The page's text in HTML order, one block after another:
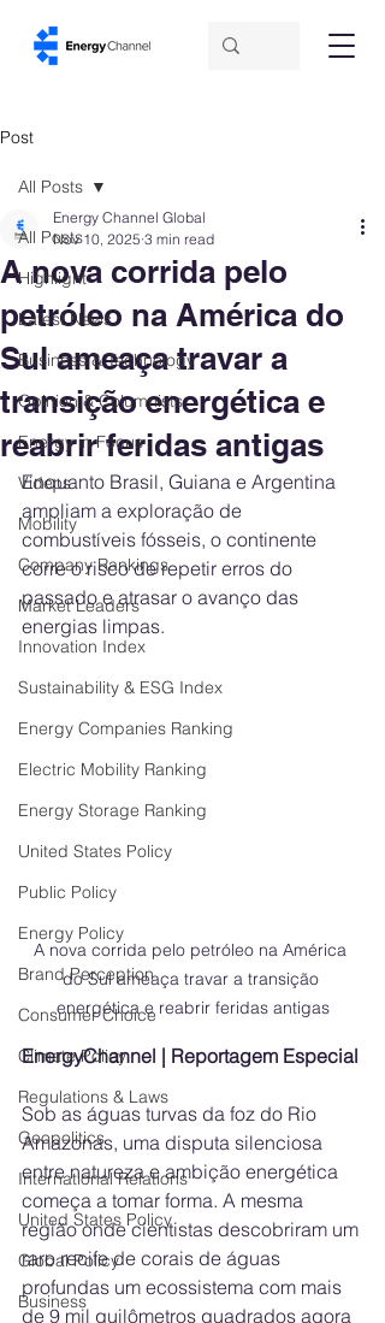
Post
All Posts
Highlight
Latest News
Business & Technology
Opinion & Columnists
Energy in Focus
Videos
Mobility
Company Rankings
Market Leaders
Innovation Index
Sustainability & ESG Index
Energy Companies Ranking
Electric Mobility Ranking
Energy Storage Ranking
United States Policy
Public Policy
Energy Policy
Brand Perception
Consumer Choice
Climate Policy
Regulations & Laws
Geopolitics
International Relations
United States Policy
Global Policy
Business
All Posts
A nova corrida pelo
petróleo na América do
Sul ameaça travar a
transição energética e
reabrir feridas antigas
Energy Channel Global
Nov 10, 2025 3 min read
Enquanto Brasil, Guiana e Argentina
ampliam a exploração de
combustíveis fósseis, o continente
corre o risco de repetir erros do
passado e atrasar o avanço das
energias limpas.
A nova corrida pelo petróleo na América
do Sul ameaça travar a transição
energética e reabrir feridas antigas
EnergyChannel | Reportagem Especial
Sob as águas turvas da foz do Rio
Amazonas, uma disputa silenciosa
entre natureza e ambição energética
começa a tomar forma. A mesma
região onde cientistas descobriram um
raro recife de corais de águas
profundas um ecossistema com mais
de 9 mil quilômetros quadrados agora